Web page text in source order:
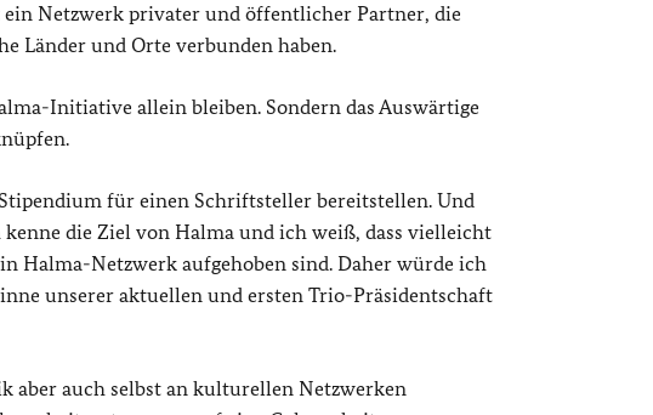
Netzwerk privater und öffentlicher Partner, die
Länder und Orte verbunden haben.
Initiative allein bleiben. Sondern das Auswärtige
für einen Schriftsteller bereitstellen. Und
die Ziel von Halma und ich weiß, dass vielleicht
Halma-Netzwerk aufgehoben sind. Daher würde ich
unserer aktuellen und ersten Trio-Präsidentschaft
auch selbst an kulturellen Netzwerken